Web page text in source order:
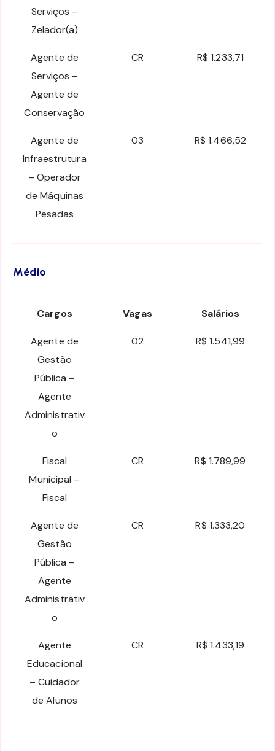
Serviços –
Zelador(a)
Agente de
Serviços –
Agente de
Conservação
CR R$ 1.233,71
Agente de
Infraestrutura
– Operador
de Máquinas
Pesadas
03 R$ 1.466,52
Médio
Cargos Vagas Salários
Agente de
Gestão
Pública –
Agente
Administrativ
o
02 R$ 1.541,99
Fiscal
Municipal –
Fiscal
CR R$ 1.789,99
Agente de
Gestão
Pública –
Agente
Administrativ
o
CR R$ 1.333,20
Agente
Educacional
– Cuidador
de Alunos
CR R$ 1.433,19